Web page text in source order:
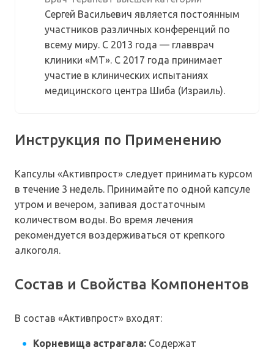
Сергей Васильевич является постоянным
участников различных конференций по
всему миру. С 2013 года — главврач
клиники «МТ». С 2017 года принимает
участие в клинических испытаниях
медицинского центра Шиба (Израиль).
Инструкция по Применению
Капсулы «Активпрост» следует принимать курсом
в течение 3 недель. Принимайте по одной капсуле
утром и вечером, запивая достаточным
количеством воды. Во время лечения
рекомендуется воздерживаться от крепкого
алкоголя.
Состав и Свойства Компонентов
В состав «Активпрост» входят:
Корневища астрагала: Содержат